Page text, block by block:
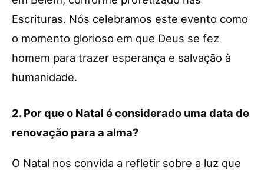
Escrituras. Nós celebramos este evento como
o momento glorioso em que Deus se fez
homem para trazer esperança e salvação à
humanidade.
2. Por que o Natal é considerado uma data de
renovação para a alma?
O Natal nos convida a refletir sobre a luz que